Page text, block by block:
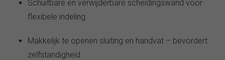
Schuifbare en verwijderbare scheidingswand voor
flexibele indeling
Makkelijk te openen sluiting en handvat – bevordert
zelfstandigheid